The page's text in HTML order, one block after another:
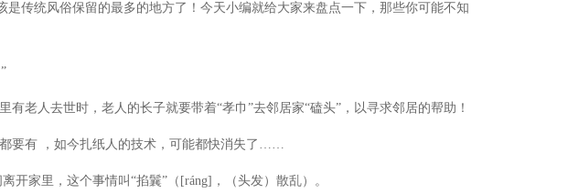
传统风俗保留的最多的地方了！今天小编就给大家来盘点一下，那些你可能不知
有老人去世时，老人的长子就要带着“孝巾”去邻居家“磕头”，以寻求邻居的帮助！
要有 ，如今扎纸人的技术，可能都快消失了 ……
家里，这个事情叫“掐鬤”（[ráng]，（头发）散乱）。